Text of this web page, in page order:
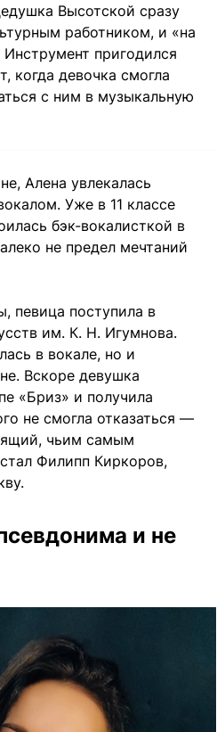
Высотской сразу
работником, и «на
пригодился
когда девочка смогла
с ним в музыкальную
Алена увлекалась
Уже в 11 классе
бэк-вокалисткой в
не предел мечтаний
певица поступила в
им. К. Н. Игумнова.
в вокале, но и
Вскоре девушка
«Бриз» и получила
не смогла отказаться —
чьим самым
Филипп Киркоров,
и не